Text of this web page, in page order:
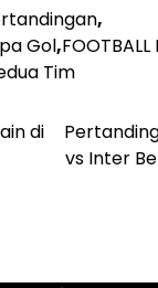
,
Gol,FOOTBALL
Tim
di
vs Inter